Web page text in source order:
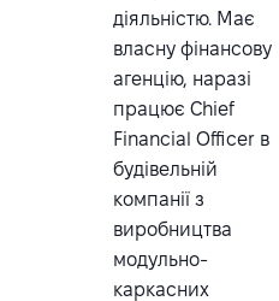
діяльністю. Має
власну фінансову
агенцію, наразі
працює Chief
Financial Officer в
будівельній
компанії з
виробництва
модульно-
каркасних